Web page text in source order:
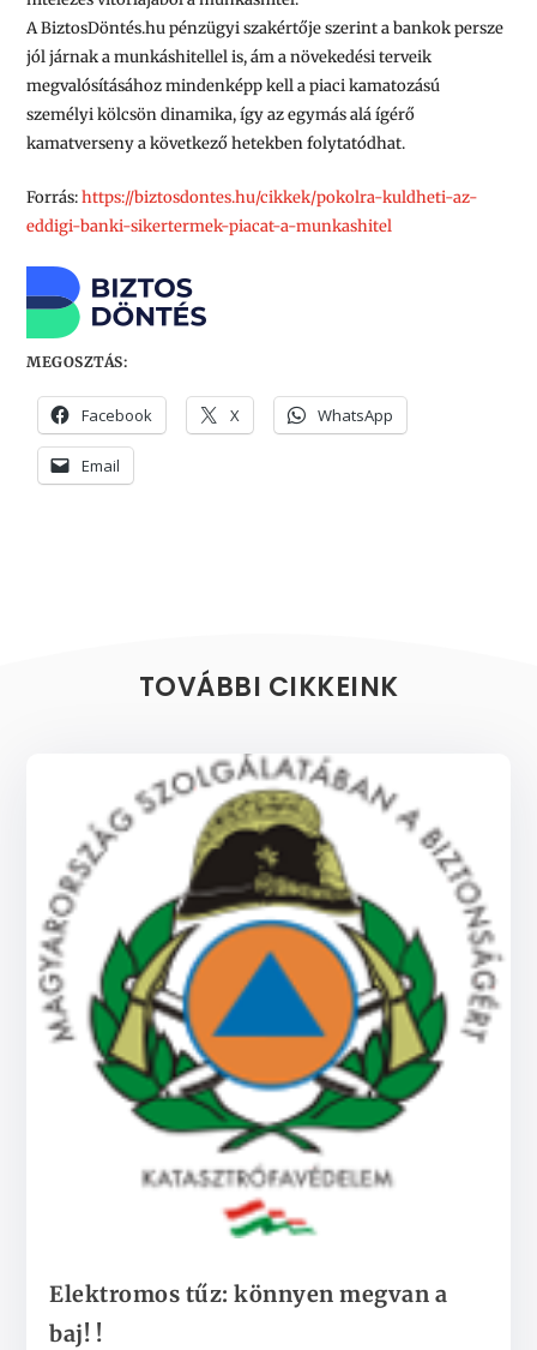
A BiztosDöntés.hu pénzügyi szakértője szerint a bankok persze
jól járnak a munkáshitellel is, ám a növekedési terveik
megvalósításához mindenképp kell a piaci kamatozású
személyi kölcsön dinamika, így az egymás alá ígérő
kamatverseny a következő hetekben folytatódhat.
Forrás:https://biztosdontes.hu/cikkek/pokolra-kuldheti-az-
eddigi-banki-sikertermek-piacat-a-munkashitel
MEGOSZTÁS:
Facebook X WhatsApp
Email
TOVÁBBI CIKKEINK
Elektromos tűz: könnyen megvan a
baj! !